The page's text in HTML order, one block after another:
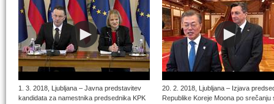
1. 3. 2018, Ljubljana – Javna predstavitev
kandidata za namestnika predsednika KPK
20. 2. 2018, Ljubljana – Izjava
Republike Koreje Moona po srečanju